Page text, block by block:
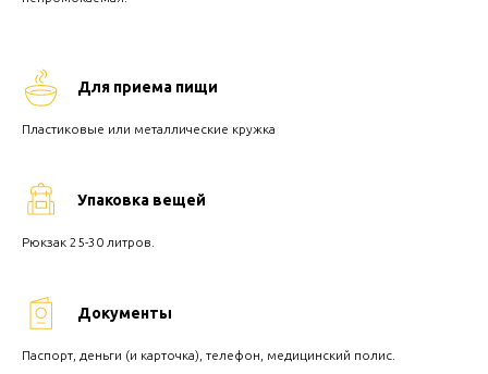
Для приема пищи
Пластиковые или металлические кружка
Упаковка вещей
Рюкзак 25-30 литров.
Документы
Паспорт, деньги (и карточка), телефон, медицинский полис.